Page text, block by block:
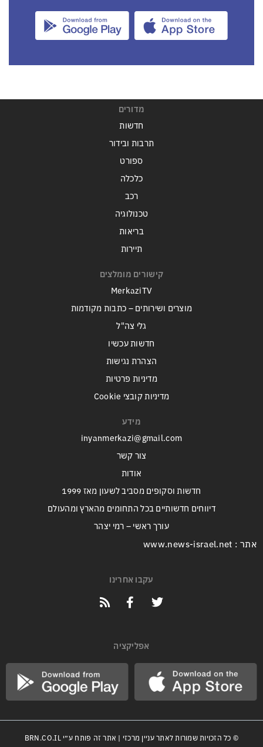
מדורים
חדשות
תרבות ובידור
ספורט
כלכלה
רכב
טכנולוגיה
בריאות
תיירות
קישורים מומלצים
MerkaziTV
מוצרים ושירותים – כתבות מקודמות
גלי צה"ל
חדשות עכשיו
הצהרת נגישות
מדיניות פרטיות
מדיניות קובצי Cookie
מידע
inyanmerkazi@gmail.com
צור קשר
אודות
חדשות וסקופים מסביב לשעון מאז 1999
דיווחים חדשותיים בכל התחומים מהארץ ומהעולם
עורך ראשי – רמי יצהר
אתר : www.news-israel.net
עקבו אחרינו
אפליקציה
© כל הזכויות שמורות לאתר עניין מרכזי | אתר זה פותח ע״יBRN.CO.IL